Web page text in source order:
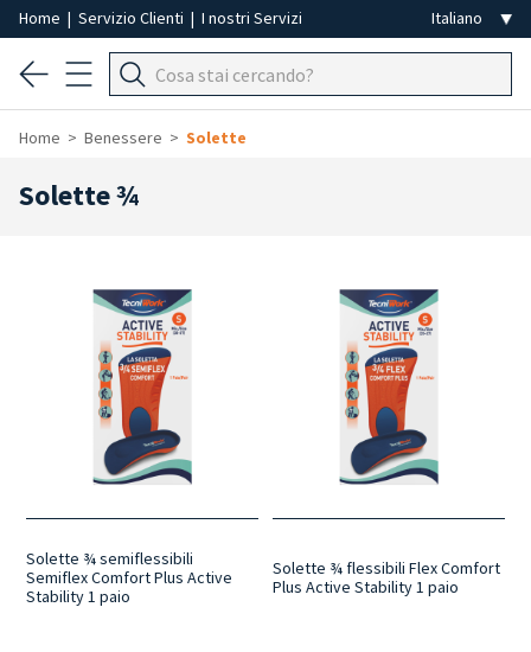
Home | Servizio Clienti | I nostri Servizi
Home Benessere Solette
Solette ¾
Solette ¾ semiflessibili
Semiflex Comfort Plus Active
Stability 1 paio
Solette ¾ flessibili Flex Comfort
Plus Active Stability 1 paio